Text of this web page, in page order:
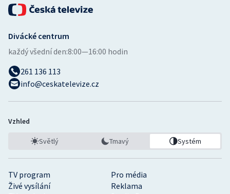
Volejbal
Ostatní
TV program
Pro média
Živé vysílání
Reklama
Divácké centrum
každý všední den:8:00—16:00 hodin
261 136 113
info@ceskatelevize.cz
Vzhled
Světlý Tmavý Systém